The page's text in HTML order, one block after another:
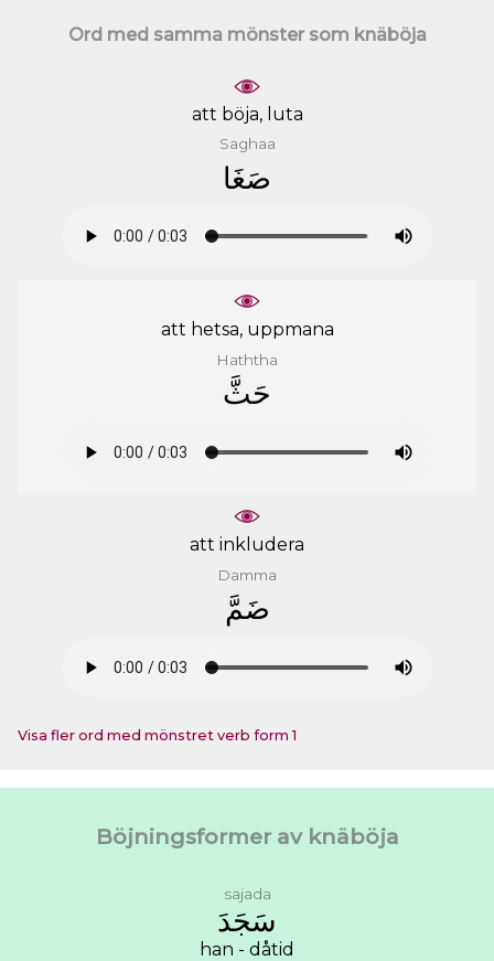
Ord med samma mönster som knäböja
att böja, luta
Saghaa
ﺻَﻐَﺎ
att hetsa, uppmana
Haththa
ﺣَﺚَّ
att inkludera
Damma
ﺿَﻢَّ
Visa fler ord med mönstret verb form 1
Böjningsformer av knäböja
sajada
ﺳَﺠَﺪَ
han - dåtid